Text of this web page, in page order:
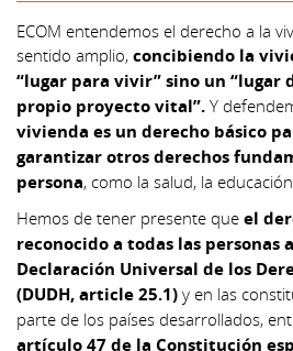
ECOM entendemos el derecho a la
sentido amplio, concibiendo la
“lugar para vivir” sino un “lugar
propio proyecto vital”. Y
vivienda es un derecho básico
garantizar otros derechos
persona, como la salud, la
Hemos de tener presente que el
reconocido a todas las personas
Declaración Universal de los
(DUDH, article 25.1) y en las
parte de los países desarrollados,
artículo 47 de la Constitución